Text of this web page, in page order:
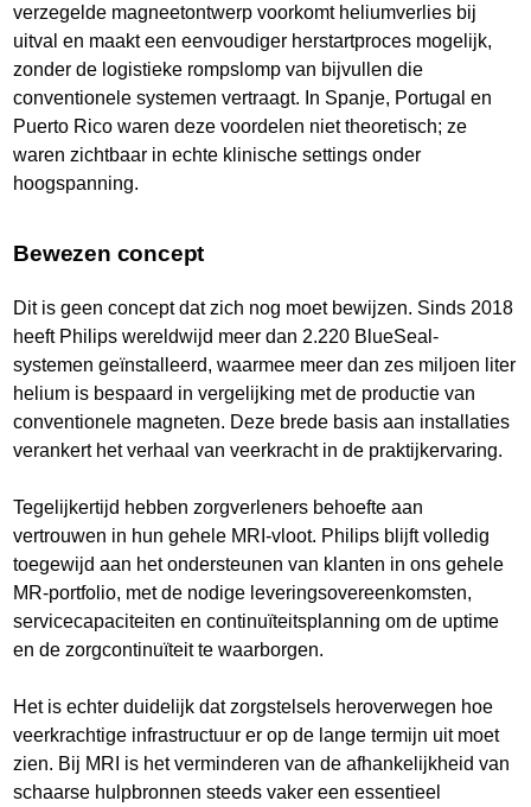
verzegelde magneetontwerp voorkomt heliumverlies bij
uitval en maakt een eenvoudiger herstartproces mogelijk,
zonder de logistieke rompslomp van bijvullen die
conventionele systemen vertraagt. In Spanje, Portugal en
Puerto Rico waren deze voordelen niet theoretisch; ze
waren zichtbaar in echte klinische settings onder
hoogspanning.
Bewezen concept
Dit is geen concept dat zich nog moet bewijzen. Sinds 2018
heeft Philips wereldwijd meer dan 2.220 BlueSeal-
systemen geïnstalleerd, waarmee meer dan zes miljoen liter
helium is bespaard in vergelijking met de productie van
conventionele magneten. Deze brede basis aan installaties
verankert het verhaal van veerkracht in de praktijkervaring.
Tegelijkertijd hebben zorgverleners behoefte aan
vertrouwen in hun gehele MRI-vloot. Philips blijft volledig
toegewijd aan het ondersteunen van klanten in ons gehele
MR-portfolio, met de nodige leveringsovereenkomsten,
servicecapaciteiten en continuïteitsplanning om de uptime
en de zorgcontinuïteit te waarborgen.
Het is echter duidelijk dat zorgstelsels heroverwegen hoe
veerkrachtige infrastructuur er op de lange termijn uit moet
zien. Bij MRI is het verminderen van de afhankelijkheid van
schaarse hulpbronnen steeds vaker een essentieel